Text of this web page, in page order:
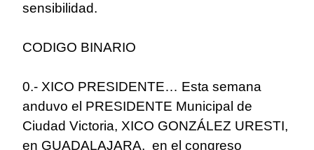
sensibilidad.
CODIGO BINARIO
0.- XICO PRESIDENTE… Esta semana
anduvo el PRESIDENTE Municipal de
Ciudad Victoria, XICO GONZÁLEZ URESTI,
en GUADALAJARA, en el congreso